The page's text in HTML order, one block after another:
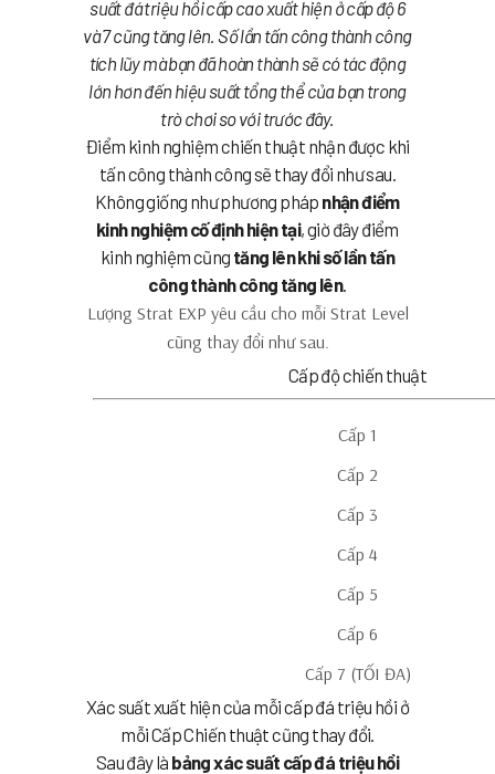
suất đá triệu hồi cấp cao xuất hiện ở cấp độ 6
và 7 cũng tăng lên. Số lần tấn công thành công
tích lũy mà bạn đã hoàn thành sẽ có tác động
lớn hơn đến hiệu suất tổng thể của bạn trong
trò chơi so với trước đây.
Điểm kinh nghiệm chiến thuật nhận được khi
tấn công thành công sẽ thay đổi như sau.
Không giống như phương pháp nhận điểm
kinh nghiệm cố định hiện tại, giờ đây điểm
kinh nghiệm cũng tăng lên khi số lần tấn
công thành công tăng lên.
Lượng Strat EXP yêu cầu cho mỗi Strat Level
cũng thay đổi như sau.
Cấp độ chiến thuật
Cấp 1
Cấp 2
Cấp 3
Cấp 4
Cấp 5
Cấp 6
Cấp 7 (TỐI ĐA)
Xác suất xuất hiện của mỗi cấp đá triệu hồi ở
mỗi Cấp Chiến thuật cũng thay đổi.
Sau đây là bảng xác suất cấp đá triệu hồi